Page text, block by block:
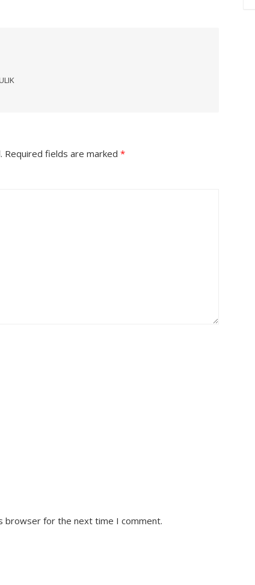
Required fields are marked *
browser for the next time I comment.